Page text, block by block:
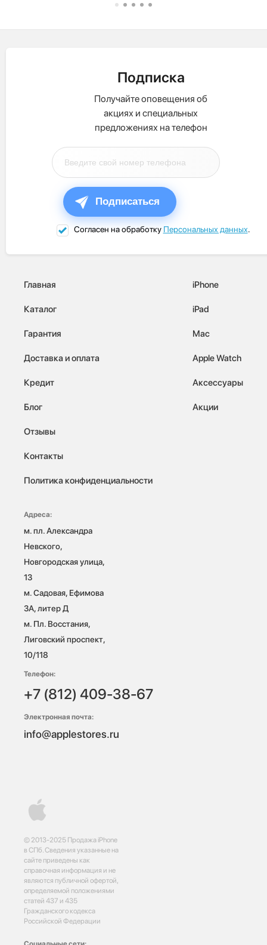
Подписка
Получайте оповещения об
акциях и специальных
предложениях на телефон
Подписаться
Согласен на обработку Персональных данных.
© 2013-2025 Продажа iPhone
в СПб. Сведения указанные на
сайте приведены как
справочная информация и не
являются публичной офертой,
определяемой положениями
статей 437 и 435
Гражданского кодекса
Российской Федерации
Главная
Каталог
Гарантия
Доставка и оплата
Кредит
Блог
Отзывы
Контакты
Политика конфиденциальности
iPhone
iPad
Mac
Apple Watch
Аксессуары
Акции
Адреса:
м. пл. Александра
Невского,
Новгородская улица,
13
м. Садовая, Ефимова
3А, литер Д
м. Пл. Восстания,
Лиговский проспект,
10/118
Телефон:
+7 (812) 409-38-67
Электронная почта:
info@applestores.ru